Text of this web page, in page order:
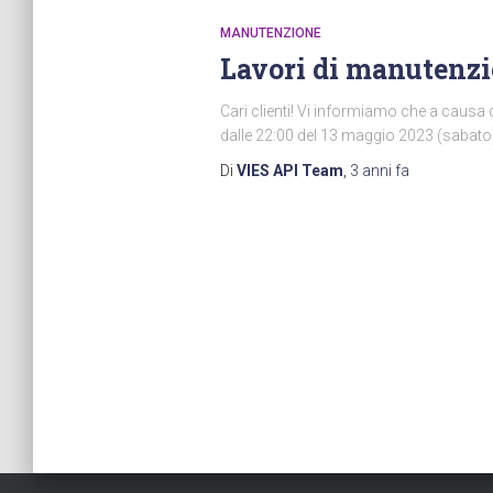
MANUTENZIONE
Lavori di
Cari clienti! Vi informiamo che a causa
dalle 22:00 del 13 maggio 2023
Di VIES API Team 3 anni fa